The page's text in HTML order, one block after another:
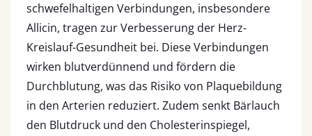
schwefelhaltigen Verbindungen, insbesondere
Allicin, tragen zur Verbesserung der Herz-
Kreislauf-Gesundheit bei. Diese Verbindungen
wirken blutverdünnend und fördern die
Durchblutung, was das Risiko von Plaquebildung
in den Arterien reduziert. Zudem senkt Bärlauch
den Blutdruck und den Cholesterinspiegel,